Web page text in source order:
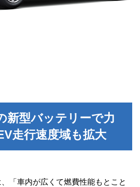
新型バッテリーで力
走行速度域も拡大
「車内が広くて燃費性能もとこと